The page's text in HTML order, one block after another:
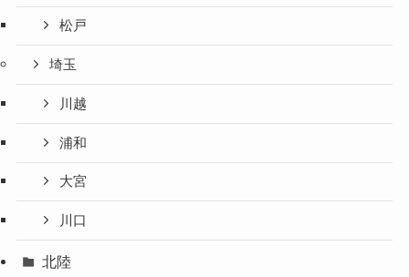
松戸
埼玉
川越
浦和
大宮
川口
北陸